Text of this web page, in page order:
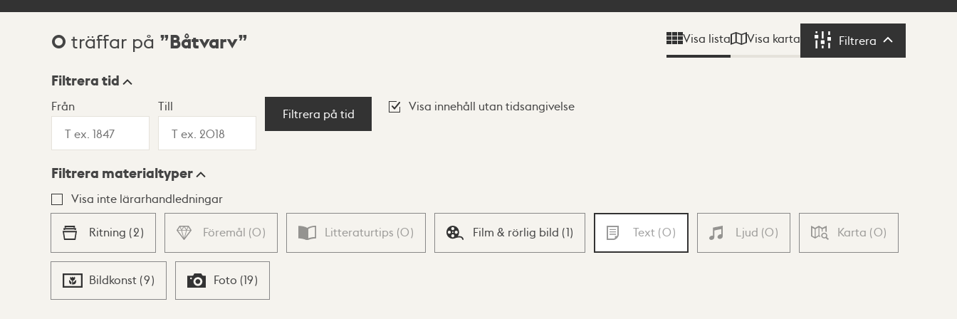
Sökresultat
0 träffar på Båtvarv Visa lista Visa karta Filtrera Filtrera
Visningsläge
Lista Karta
Filtrera tid
Från Till
Filtrera på tid
Visa innehåll utan tidsangivelse
Filtrera materialtyper
Visa inte lärarhandledningar
Ritning (2) Föremål (0) Litteraturtips (0) Film & rörlig bild (1) Text (0) Ljud (0) Karta (0)
Bildkonst (9) Foto (19)